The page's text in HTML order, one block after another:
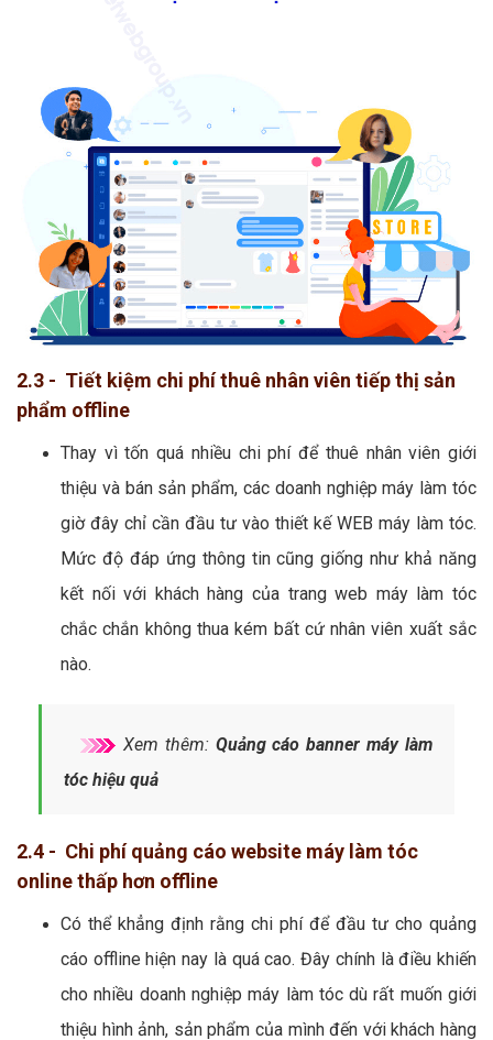
2.3 - Tiết kiệm chi phí thuê nhân viên tiếp thị sản
phẩm offline
Thay vì tốn quá nhiều chi phí để thuê nhân viên giới
thiệu và bán sản phẩm, các doanh nghiệp máy làm tóc
giờ đây chỉ cần đầu tư vào thiết kế WEB máy làm tóc.
Mức độ đáp ứng thông tin cũng giống như khả năng
kết nối với khách hàng của trang web máy làm tóc
chắc chắn không thua kém bất cứ nhân viên xuất sắc
nào.
Xem thêm: Quảng cáo banner máy làm
tóc hiệu quả
2.4 - Chi phí quảng cáo website máy làm tóc
online thấp hơn offline
Có thể khẳng định rằng chi phí để đầu tư cho quảng
cáo offline hiện nay là quá cao. Đây chính là điều khiến
cho nhiều doanh nghiệp máy làm tóc dù rất muốn giới
thiệu hình ảnh, sản phẩm của mình đến với khách hàng